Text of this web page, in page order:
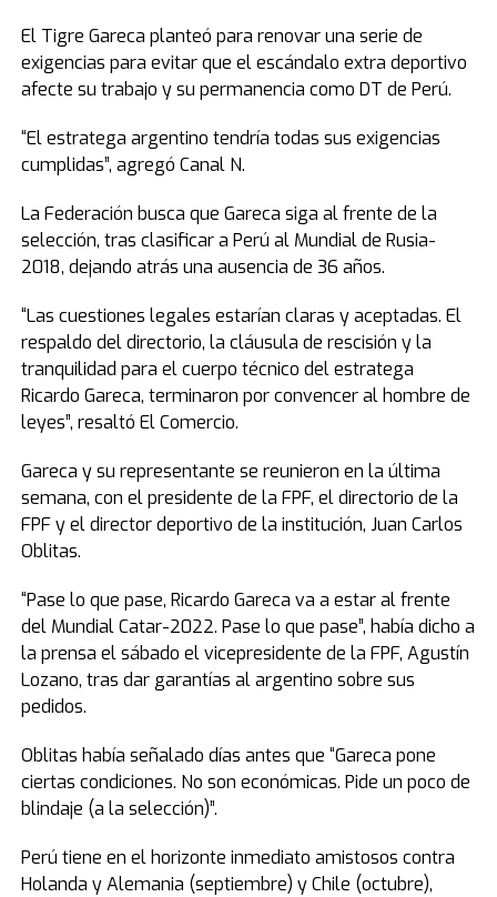
El Tigre Gareca planteó para renovar una serie de
exigencias para evitar que el escándalo extra deportivo
afecte su trabajo y su permanencia como DT de Perú.
“El estratega argentino tendría todas sus exigencias
cumplidas”, agregó Canal N.
La Federación busca que Gareca siga al frente de la
selección, tras clasificar a Perú al Mundial de Rusia-
2018, dejando atrás una ausencia de 36 años.
“Las cuestiones legales estarían claras y aceptadas. El
respaldo del directorio, la cláusula de rescisión y la
tranquilidad para el cuerpo técnico del estratega
Ricardo Gareca, terminaron por convencer al hombre de
leyes”, resaltó El Comercio.
Gareca y su representante se reunieron en la última
semana, con el presidente de la FPF, el directorio de la
FPF y el director deportivo de la institución, Juan Carlos
Oblitas.
“Pase lo que pase, Ricardo Gareca va a estar al frente
del Mundial Catar-2022. Pase lo que pase”, había dicho a
la prensa el sábado el vicepresidente de la FPF, Agustín
Lozano, tras dar garantías al argentino sobre sus
pedidos.
Oblitas había señalado días antes que “Gareca pone
ciertas condiciones. No son económicas. Pide un poco de
blindaje (a la selección)”.
Perú tiene en el horizonte inmediato amistosos contra
Holanda y Alemania (septiembre) y Chile (octubre),